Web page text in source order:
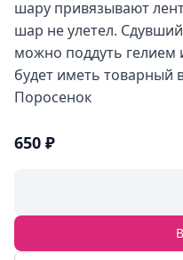
шару привязывают
шар не улетел.
можно поддуть гелием
будет иметь товарный
Поросенок
650 ₽